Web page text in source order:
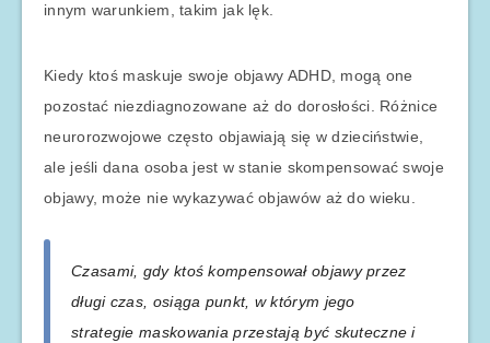
innym warunkiem, takim jak lęk.
Kiedy ktoś maskuje swoje objawy ADHD, mogą one
pozostać niezdiagnozowane aż do dorosłości. Różnice
neurorozwojowe często objawiają się w dzieciństwie,
ale jeśli dana osoba jest w stanie skompensować swoje
objawy, może nie wykazywać objawów aż do wieku.
Czasami, gdy ktoś kompensował objawy przez
długi czas, osiąga punkt, w którym jego
strategie maskowania przestają być skuteczne i